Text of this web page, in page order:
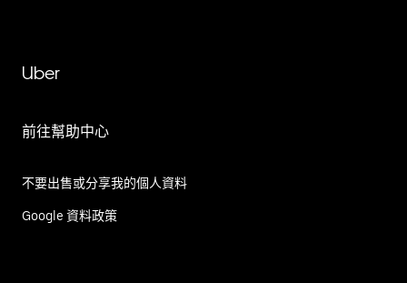
Uber
前往幫助中心
不要出售或分享我的個人資料
Google 資料政策